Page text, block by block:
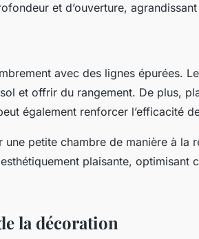
et d’ouverture,
avec des lignes épurées.
et offrir du rangement. De plus,
également renforcer l’efficacité
une petite chambre de manière à la
plaisante, optimisant
la décoration